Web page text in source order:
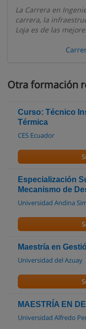
La Carrera en
carrera, la
Loja es de las
Otra formación
Curso: Técnico
Térmica
CES Ecuador
Especialización
Mecanismo de
Universidad Andina
Maestría en
Universidad del Azuay
MAESTRÍA EN
Universidad Alfredo